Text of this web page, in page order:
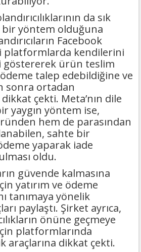
da sık
bir yöntem olduğuna
Facebook
platformlarda kendilerini
göstererek ürün teslim
talep edebildiğine ve
sonra ortadan
çekti. Meta’nın dile
yaygın yöntem ise,
hem de parasından
sahte bir
yaparak iade
oldu.
güvende kalmasına
yatırım ve ödeme
tanımaya yönelik
paylaştı. Şirket ayrıca,
önüne geçmeye
platformlarında
araçlarına dikkat çekti.